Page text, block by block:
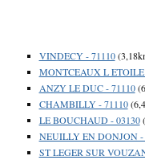
VINDECY - 71110
MONTCEAUX L ETOILE
ANZY LE DUC - 71110
CHAMBILLY - 71110
LE BOUCHAUD - 03130
NEUILLY EN DONJON -
ST LEGER SUR